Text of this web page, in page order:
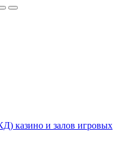
казино и залов игровых